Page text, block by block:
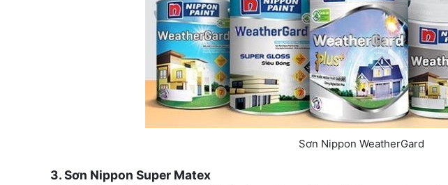
Sơn Nippon WeatherGard
3. Sơn Nippon Super Matex